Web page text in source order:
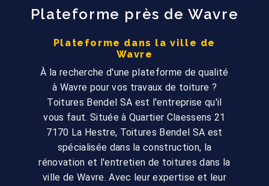
Plateforme près de Wavre
Plateforme dans la ville de
Wavre
À la recherche d'une plateforme de qualité
à Wavre pour vos travaux de toiture ?
Toitures Bendel SA est l'entreprise qu'il
vous faut. Située à Quartier Claessens 21
7170 La Hestre, Toitures Bendel SA est
spécialisée dans la construction, la
rénovation et l'entretien de toitures dans la
ville de Wavre. Avec leur expertise et leur